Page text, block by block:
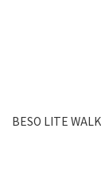
BESO LITE